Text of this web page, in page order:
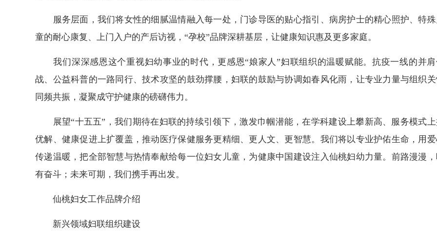
服务层面，我们将女性的细腻温情融入每一处，门诊导医的贴心指引、病房护士的精心照护、特
童的耐心康复、上门入户的产后访视，“孕校”品牌深耕基层，让健康知识惠及更多家庭。
我们深深感恩这个重视妇幼事业的时代，更感恩“娘家人”妇联组织的温暖赋能。抗疫一线的并
战、公益科普的一路同行、技术攻坚的鼓劲撑腰，妇联的鼓励与协调如春风化雨，让专业力量与组织
同频共振，凝聚成守护健康的磅礴伟力。
展望“十五五”，我们期待在妇联的持续引领下，激发巾帼潜能，在学科建设上攀新高、服务模式上
优解、健康促进上扩覆盖，推动医疗保健服务更精细、更人文、更智慧。我们将以专业护佑生命，用
传递温暖，把全部智慧与热情奉献给每一位妇女儿童，为健康中国建设注入仙桃妇幼力量。前路漫漫
有奋斗；未来可期，我们携手再出发。
仙桃妇女工作品牌介绍
新兴领域妇联组织建设